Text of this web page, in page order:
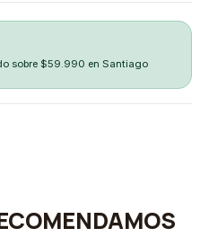
sobre $59.990 en Santiago